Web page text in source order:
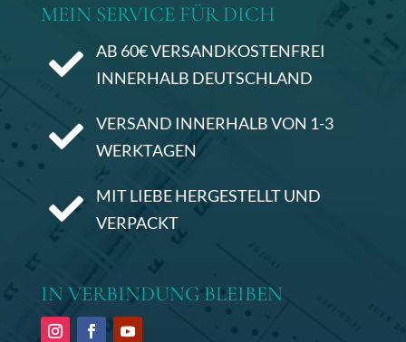
MEIN SERVICE FÜR DICH

AB 60€ VERSANDKOSTENFREI
INNERHALB DEUTSCHLAND

VERSAND INNERHALB VON 1-3
WERKTAGEN

MIT LIEBE HERGESTELLT UND
VERPACKT
IN VERBINDUNG BLEIBEN